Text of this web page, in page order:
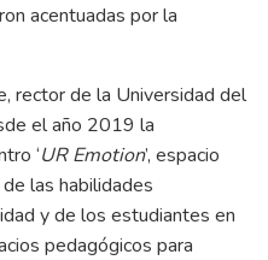
acentuadas por la
rector de la Universidad del
el año 2019 la
‘UR Emotion’, espacio
las habilidades
y de los estudiantes en
pedagógicos para